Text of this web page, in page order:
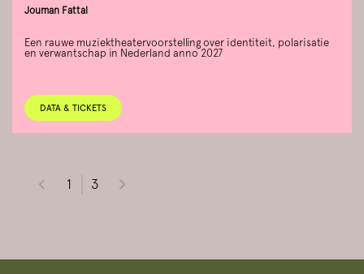
Jouman Fattal
Een rauwe muziektheatervoorstelling over identiteit, polarisatie
en verwantschap in Nederland anno 2027
DATA & TICKETS
1 3